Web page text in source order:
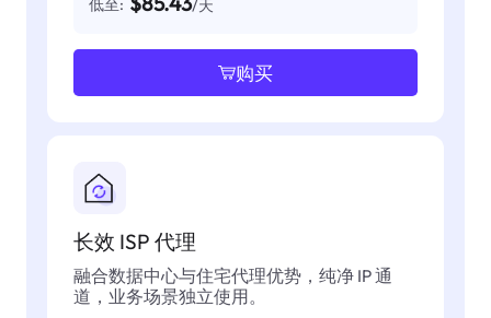
低至: /天
购买
长效 ISP 代理
融合数据中心与住宅代理优势，纯净 IP 通
道，业务场景独立使用。